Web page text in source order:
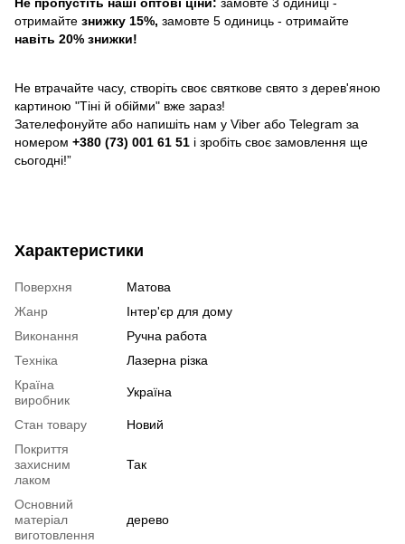
Не пропустіть наші оптові ціни: замовте 3 одиниці -
отримайте знижку 15%, замовте 5 одиниць - отримайте
навіть 20% знижки!
Не втрачайте часу, створіть своє святкове свято з дерев'яною
картиною "Тіні й обійми" вже зараз!
Зателефонуйте або напишіть нам у Viber або Telegram за
номером +380 (73) 001 61 51 і зробіть своє замовлення ще
сьогодні!”
Характеристики
Поверхня
Матова
Жанр
Інтер'єр для дому
Виконання
Ручна работа
Техніка
Лазерна різка
Країна
виробник
Україна
Стан товару
Новий
Покриття
захисним
лаком
Так
Основний
матеріал
виготовлення
дерево